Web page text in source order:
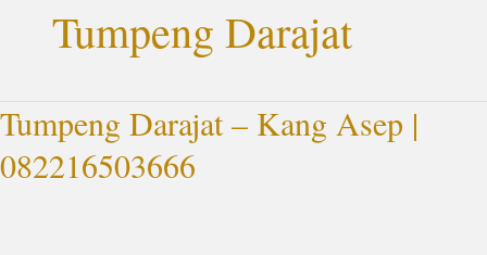
Tumpeng Darajat
Tumpeng Darajat – Kang Asep |
082216503666
Tumpeng
Darajat
–